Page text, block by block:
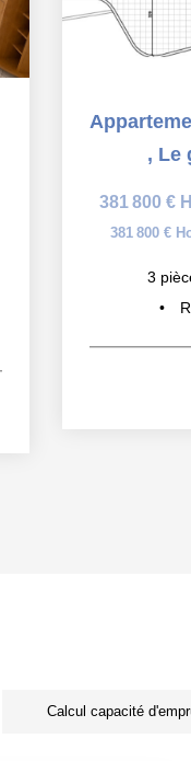
, Le
381 800 €
381 800 €
3
Calcul capacité